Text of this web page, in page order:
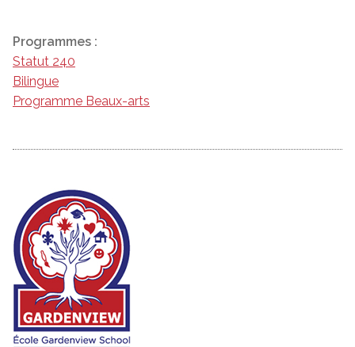
Programmes :
Statut 240
Bilingue
Programme Beaux-arts